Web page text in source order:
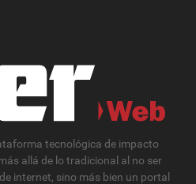
tecnológica de impacto
allá de lo tradicional al no ser
internet, sino más bien un portal